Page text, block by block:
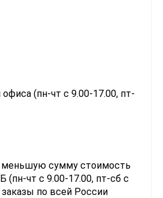
(пн-чт с 9.00-17.00, пт-
меньшую сумму стоимость
(пн-чт с 9.00-17.00, пт-сб с
по всей России